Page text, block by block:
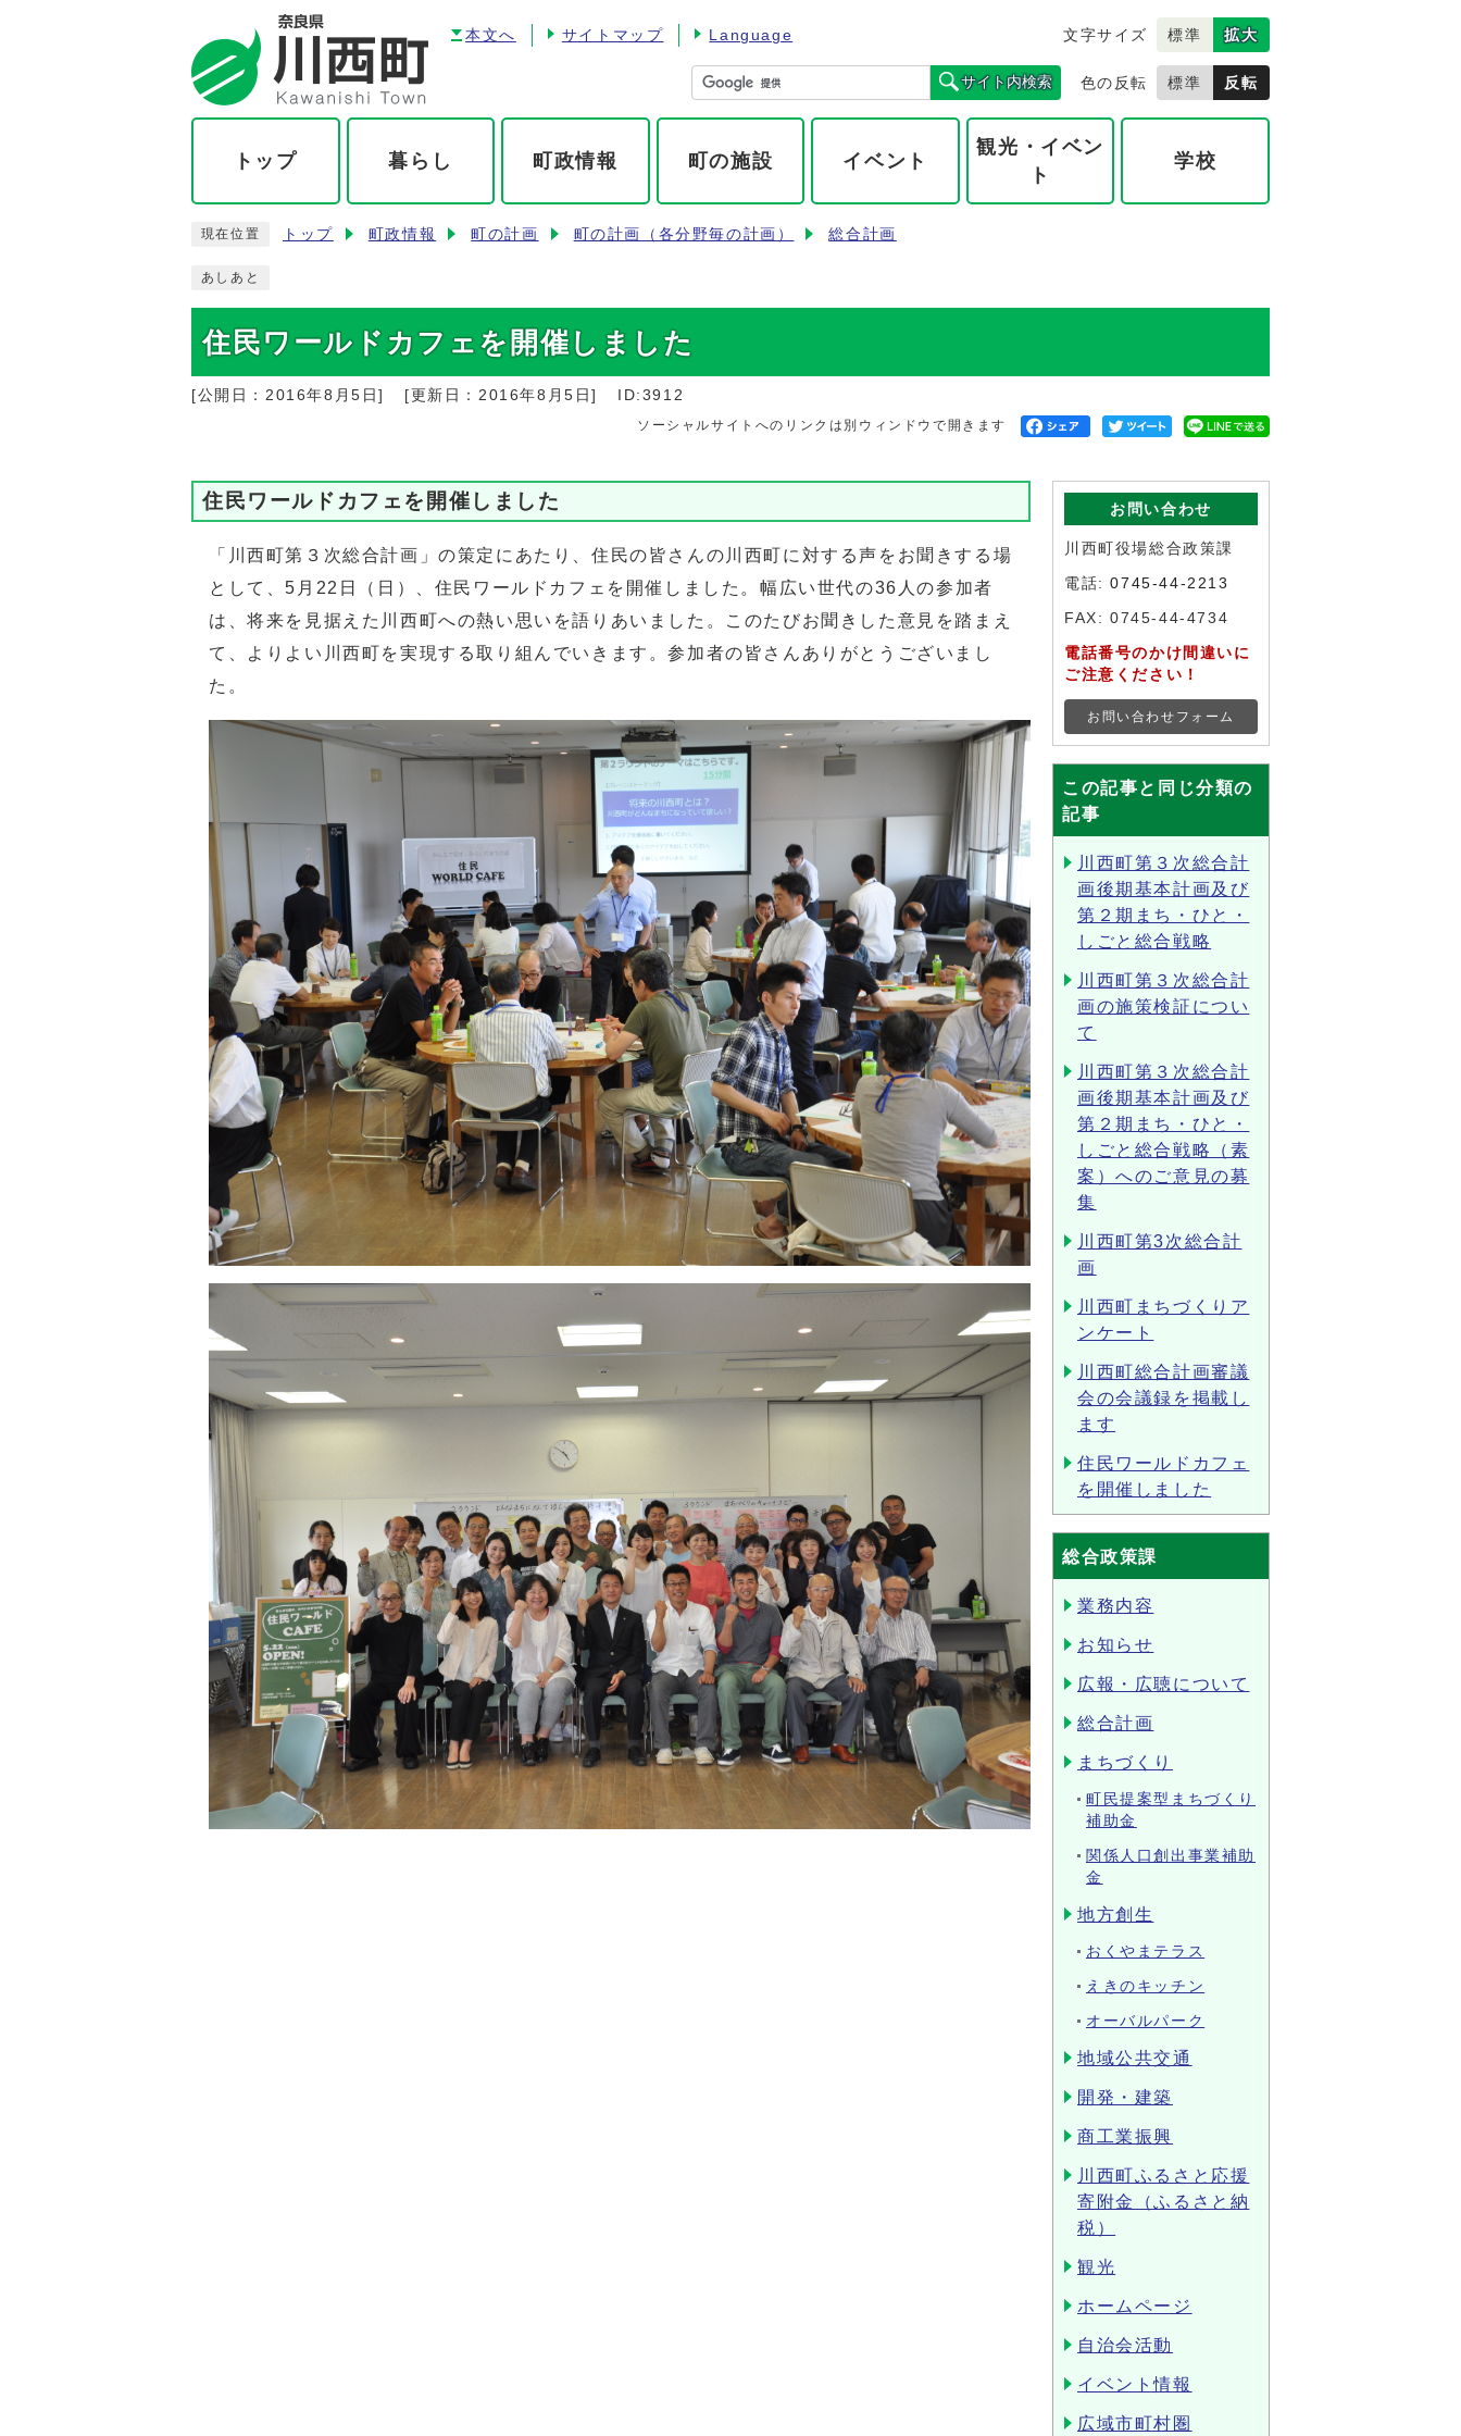
本文へ サイトマップ Language 文字サイズ 標準 拡大
サイト内検索 色の反転 標準 反転
トップ 暮らし 町政情報 町の施設 イベント
観光・イベン
ト
学校
現在位置 トップ 町政情報 町の計画 町の計画（各分野毎の計画） 総合計画
あしあと
住民ワールドカフェを開催しました
[公開日： 2016年8月5日] [更新日：2016年8月5日] ID:3912
ソーシャルサイトへのリンクは別ウィンドウで開きます
住民ワールドカフェを開催しました
「川西町第３次総合計画」の策定にあたり、住民の皆さんの川西町に対する声をお聞きする場
として、5月22日（日）、住民ワールドカフェを開催しました。幅広い世代の36人の参加者
は、将来を見据えた川西町への熱い思いを語りあいました。このたびお聞きした意見を踏まえ
て、よりよい川西町を実現する取り組んでいきます。参加者の皆さんありがとうございまし
た。
お問い合わせ
川西町役場総合政策課
電話:0745-44-2213
FAX: 0745-44-4734
電話番号のかけ間違いに
ご注意ください！
お問い合わせフォーム
この記事と同じ分類の
記事
川西町第３次総合計
画後期基本計画及び
第２期まち・ひと・
しごと総合戦略
川西町第３次総合計
画の施策検証につい
て
川西町第３次総合計
画後期基本計画及び
第２期まち・ひと・
しごと総合戦略（素
案）へのご意見の募
集
川西町第3次総合計
画
川西町まちづくりア
ンケート
川西町総合計画審議
会の会議録を掲載し
ます
住民ワールドカフェ
を開催しました
総合政策課
業務内容
お知らせ
広報・広聴について
総合計画
まちづくり
町民提案型まちづくり
補助金
関係人口創出事業補助
金
地方創生
おくやまテラス
えきのキッチン
オーバルパーク
地域公共交通
開発・建築
商工業振興
川西町ふるさと応援
寄附金（ふるさと納
税）
観光
ホームページ
自治会活動
イベント情報
広域市町村圏